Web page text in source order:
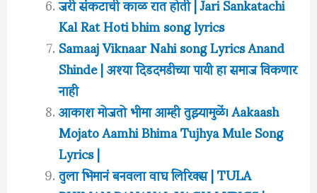
Kal Rat Hoti bhim song lyrics
Samaaj Viknaar Nahi song Lyrics Anand
Shinde | अश्या दिडदमडीच्या पायी हा समाज विकणार
नाही
आकाश मोजतो भीमा आम्ही तुझ्यामुळें। Aakaash
Mojato Aamhi Bhima Tujhya Mule Song
Lyrics |
तुला भिमानं बनवला वाघ लिरिक्स | TULA